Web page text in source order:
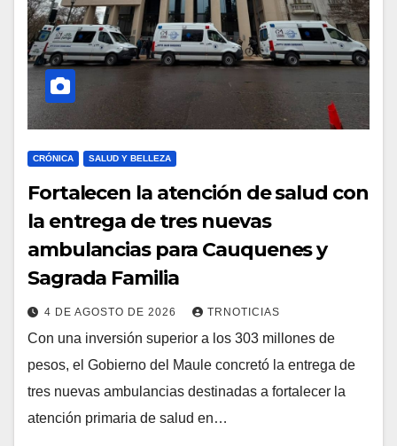
CRÓNICA SALUD Y BELLEZA
Fortalecen la atención de salud con
la entrega de tres nuevas
ambulancias para Cauquenes y
Sagrada Familia
4 DE AGOSTO DE 2026 TRNOTICIAS
Con una inversión superior a los 303 millones de
pesos, el Gobierno del Maule concretó la entrega de
tres nuevas ambulancias destinadas a fortalecer la
atención primaria de salud en…